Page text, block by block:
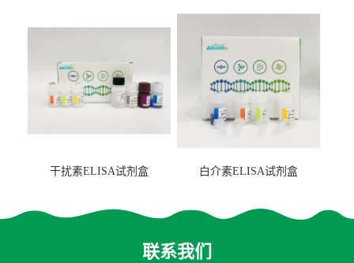
盒
干扰素ELISA试剂盒 白介素ELISA试剂盒
联系我们